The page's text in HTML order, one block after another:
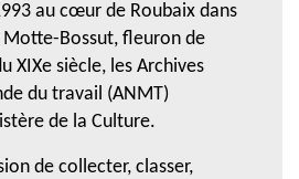
du
au cœur de Roubaix dans
Bossut, fleuron de
XIXe siècle, les Archives
du travail (ANMT)
de la Culture.
de collecter, classer,